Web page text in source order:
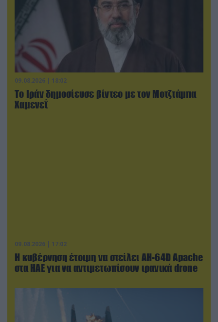
09.08.2026 | 18:02
Το Ιράν δημοσίευσε βίντεο με τον Μοτζτάμπα
Χαμενεΐ
09.08.2026 | 17:02
Η κυβέρνηση έτοιμη να στείλει AH-64D Apache
στα ΗΑΕ για να αντιμετωπίσουν ιρανικά drone